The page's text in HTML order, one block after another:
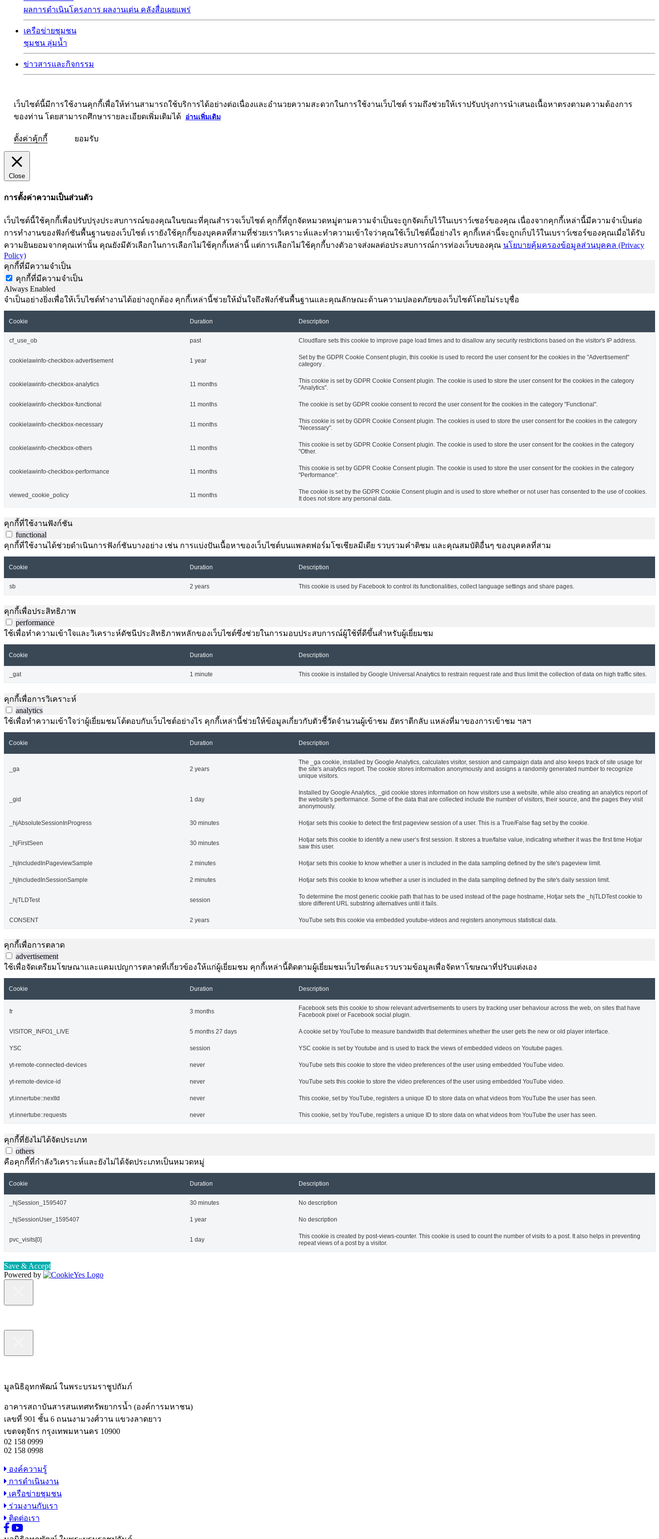
ผลการดำเนินโครงการ ผลงานเด่น คลังสื่อเผยแพร่
เครือข่ายชุมชน
ชุมชน ลุ่มน้ำ
ข่าวสารและกิจกรรม
เว็บไซต์นี้มีการใช้งานคุกกี้เพื่อให้ท่านสามารถใช้บริการได้อย่างต่อเนื่องและอำนวยความสะดวกในการใช้งานเว็บไซต์ รวมถึงช่วยให้เราปรับปรุงการนำเสนอเนื้อหาตรงตามความต้องการ
ของท่าน โดยสามารถศึกษารายละเอียดเพิ่มเติมได้
อ่านเพิ่มเติม
ตั้งค่าคุ้กกี้ ยอมรับ
Close
การตั้งค่าความเป็นส่วนตัว
เว็บไซต์นี้ใช้คุกกี้เพื่อปรับปรุงประสบการณ์ของคุณในขณะที่คุณสำรวจเว็บไซต์ คุกกี้ที่ถูกจัดหมวดหมู่ตามความจำเป็นจะถูกจัดเก็บไว้ในเบราว์เซอร์ของคุณ เนื่องจากคุกกี้เหล่านี้มีความจำเป็นต่อ
การทำงานของฟังก์ชันพื้นฐานของเว็บไซต์ เรายังใช้คุกกี้ของบุคคลที่สามที่ช่วยเราวิเคราะห์และทำความเข้าใจว่าคุณใช้เว็บไซต์นี้อย่างไร คุกกี้เหล่านี้จะถูกเก็บไว้ในเบราว์เซอร์ของคุณเมื่อได้รับ
ความยินยอมจากคุณเท่านั้น คุณยังมีตัวเลือกในการเลือกไม่ใช้คุกกี้เหล่านี้ แต่การเลือกไม่ใช้คุกกี้บางตัวอาจส่งผลต่อประสบการณ์การท่องเว็บของคุณ นโยบายคุ้มครองข้อมูลส่วนบุคคล (Privacy
Policy)
คุกกี้ที่มีความจำเป็น
คุกกี้ที่มีความจำเป็น
Always Enabled
จำเป็นอย่างยิ่งเพื่อให้เว็บไซต์ทำงานได้อย่างถูกต้อง คุกกี้เหล่านี้ช่วยให้มั่นใจถึงฟังก์ชันพื้นฐานและคุณลักษณะด้านความปลอดภัยของเว็บไซต์โดยไม่ระบุชื่อ
Cookie Duration Description
cf_use_ob past Cloudflare sets this cookie to improve page load times and to disallow any security restrictions based on the visitor's IP address.
cookielawinfo-checkbox-advertisement 1 year
Set by the GDPR Cookie Consent plugin, this cookie is used to record the user consent for the cookies in the "Advertisement"
category .
cookielawinfo-checkbox-analytics 11 months
This cookie is set by GDPR Cookie Consent plugin. The cookie is used to store the user consent for the cookies in the category
"Analytics".
cookielawinfo-checkbox-functional 11 months The cookie is set by GDPR cookie consent to record the user consent for the cookies in the category "Functional".
cookielawinfo-checkbox-necessary 11 months
This cookie is set by GDPR Cookie Consent plugin. The cookies is used to store the user consent for the cookies in the category
"Necessary".
cookielawinfo-checkbox-others 11 months
This cookie is set by GDPR Cookie Consent plugin. The cookie is used to store the user consent for the cookies in the category
"Other.
cookielawinfo-checkbox-performance 11 months
This cookie is set by GDPR Cookie Consent plugin. The cookie is used to store the user consent for the cookies in the category
"Performance".
viewed_cookie_policy 11 months
The cookie is set by the GDPR Cookie Consent plugin and is used to store whether or not user has consented to the use of cookies.
It does not store any personal data.
คุกกี้ที่ใช้งานฟังก์ชัน
functional
คุกกี้ที่ใช้งานได้ช่วยดำเนินการฟังก์ชันบางอย่าง เช่น การแบ่งปันเนื้อหาของเว็บไซต์บนแพลตฟอร์มโซเชียลมีเดีย รวบรวมคำติชม และคุณสมบัติอื่นๆ ของบุคคลที่สาม
Cookie Duration Description
sb 2 years This cookie is used by Facebook to control its functionalities, collect language settings and share pages.
คุกกี้เพื่อประสิทธิภาพ
performance
ใช้เพื่อทำความเข้าใจและวิเคราะห์ดัชนีประสิทธิภาพหลักของเว็บไซต์ซึ่งช่วยในการมอบประสบการณ์ผู้ใช้ที่ดีขึ้นสำหรับผู้เยี่ยมชม
Cookie Duration Description
_gat 1 minute This cookie is installed by Google Universal Analytics to restrain request rate and thus limit the collection of data on high traffic sites.
คุกกี้เพื่อการวิเคราะห์
analytics
ใช้เพื่อทำความเข้าใจว่าผู้เยี่ยมชมโต้ตอบกับเว็บไซต์อย่างไร คุกกี้เหล่านี้ช่วยให้ข้อมูลเกี่ยวกับตัวชี้วัดจำนวนผู้เข้าชม อัตราตีกลับ แหล่งที่มาของการเข้าชม ฯลฯ
Cookie Duration Description
_ga 2 years
The _ga cookie, installed by Google Analytics, calculates visitor, session and campaign data and also keeps track of site usage for
the site's analytics report. The cookie stores information anonymously and assigns a randomly generated number to recognize
unique visitors.
_gid 1 day
Installed by Google Analytics, _gid cookie stores information on how visitors use a website, while also creating an analytics report of
the website's performance. Some of the data that are collected include the number of visitors, their source, and the pages they visit
anonymously.
_hjAbsoluteSessionInProgress 30 minutes Hotjar sets this cookie to detect the first pageview session of a user. This is a True/False flag set by the cookie.
_hjFirstSeen 30 minutes
Hotjar sets this cookie to identify a new user’s first session. It stores a true/false value, indicating whether it was the first time Hotjar
saw this user.
_hjIncludedInPageviewSample 2 minutes Hotjar sets this cookie to know whether a user is included in the data sampling defined by the site's pageview limit.
_hjIncludedInSessionSample 2 minutes Hotjar sets this cookie to know whether a user is included in the data sampling defined by the site's daily session limit.
_hjTLDTest session
To determine the most generic cookie path that has to be used instead of the page hostname, Hotjar sets the _hjTLDTest cookie to
store different URL substring alternatives until it fails.
CONSENT 2 years YouTube sets this cookie via embedded youtube-videos and registers anonymous statistical data.
คุกกี้เพื่อการตลาด
advertisement
ใช้เพื่อจัดเตรียมโฆษณาและแคมเปญการตลาดที่เกี่ยวข้องให้แก่ผู้เยี่ยมชม คุกกี้เหล่านี้ติดตามผู้เยี่ยมชมเว็บไซต์และรวบรวมข้อมูลเพื่อจัดหาโฆษณาที่ปรับแต่งเอง
Cookie Duration Description
fr 3 months
Facebook sets this cookie to show relevant advertisements to users by tracking user behaviour across the web, on sites that have
Facebook pixel or Facebook social plugin.
VISITOR_INFO1_LIVE 5 months 27 days A cookie set by YouTube to measure bandwidth that determines whether the user gets the new or old player interface.
YSC session YSC cookie is set by Youtube and is used to track the views of embedded videos on Youtube pages.
yt-remote-connected-devices never YouTube sets this cookie to store the video preferences of the user using embedded YouTube video.
yt-remote-device-id never YouTube sets this cookie to store the video preferences of the user using embedded YouTube video.
yt.innertube::nextId never This cookie, set by YouTube, registers a unique ID to store data on what videos from YouTube the user has seen.
yt.innertube::requests never This cookie, set by YouTube, registers a unique ID to store data on what videos from YouTube the user has seen.
คุกกี้ที่ยังไม่ได้จัดประเภท
others
คือคุกกี้ที่กำลังวิเคราะห์และยังไม่ได้จัดประเภทเป็นหมวดหมู่
Cookie Duration Description
_hjSession_1595407 30 minutes No description
_hjSessionUser_1595407 1 year No description
pvc_visits[0] 1 day
This cookie is created by post-views-counter. This cookie is used to count the number of visits to a post. It also helps in preventing
repeat views of a post by a visitor.
Save & Accept
Powered by
มูลนิธิอุทกพัฒน์ ในพระบรมราชูปถัมภ์
อาคารสถาบันสารสนเทศทรัพยากรน้ำ (องค์การมหาชน)
เลขที่ 901 ชั้น 6 ถนนงามวงศ์วาน แขวงลาดยาว
เขตจตุจักร กรุงเทพมหานคร 10900
02 158 0999
02 158 0998
องค์ความรู้
การดำเนินงาน
เครือข่ายชุมชน
ร่วมงานกับเรา
ติดต่อเรา